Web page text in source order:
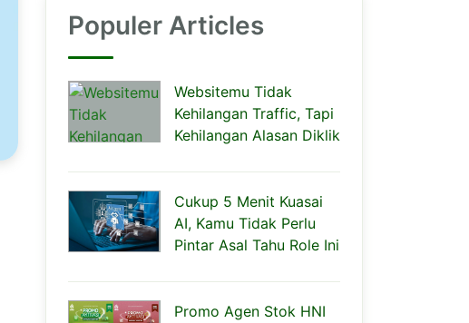
Populer Articles
Websitemu Tidak
Kehilangan Traffic, Tapi
Kehilangan Alasan Diklik
Cukup 5 Menit Kuasai
AI, Kamu Tidak Perlu
Pintar Asal Tahu Role Ini
Promo Agen Stok HNI